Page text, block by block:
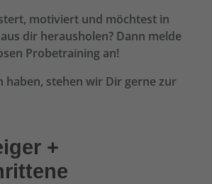
motiviert und möchtest in
dir herausholen? Dann melde
Probetraining an!
haben, stehen wir Dir gerne zur
+